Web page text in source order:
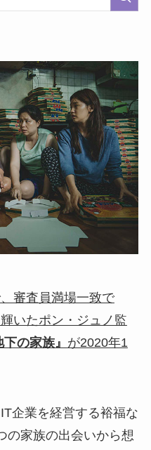
審査員満場一致で
いたポン・ジュノ監
の家族』 が2020年1
企業を経営する裕福な
の家族の出会いから想